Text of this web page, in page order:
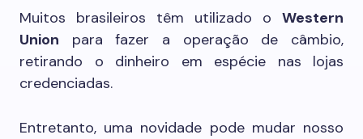
Muitos brasileiros têm utilizado o Western
Union para fazer a operação de câmbio,
retirando o dinheiro em espécie nas lojas
credenciadas.
Entretanto, uma novidade pode mudar nosso